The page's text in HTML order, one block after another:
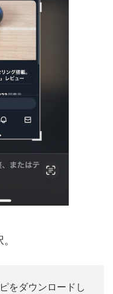
をダウンロードし